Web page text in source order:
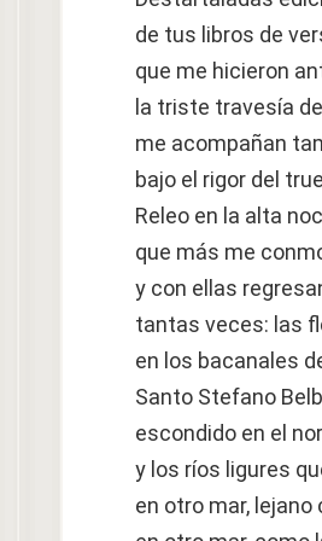
de tus libros de
que me hicieron
la triste travesía
me acompañan
bajo el rigor del
Releo en la alta
que más me
y con ellas
tantas veces: las
en los bacanales
Santo Stefano
escondido en el
y los ríos ligures
en otro mar, lejano